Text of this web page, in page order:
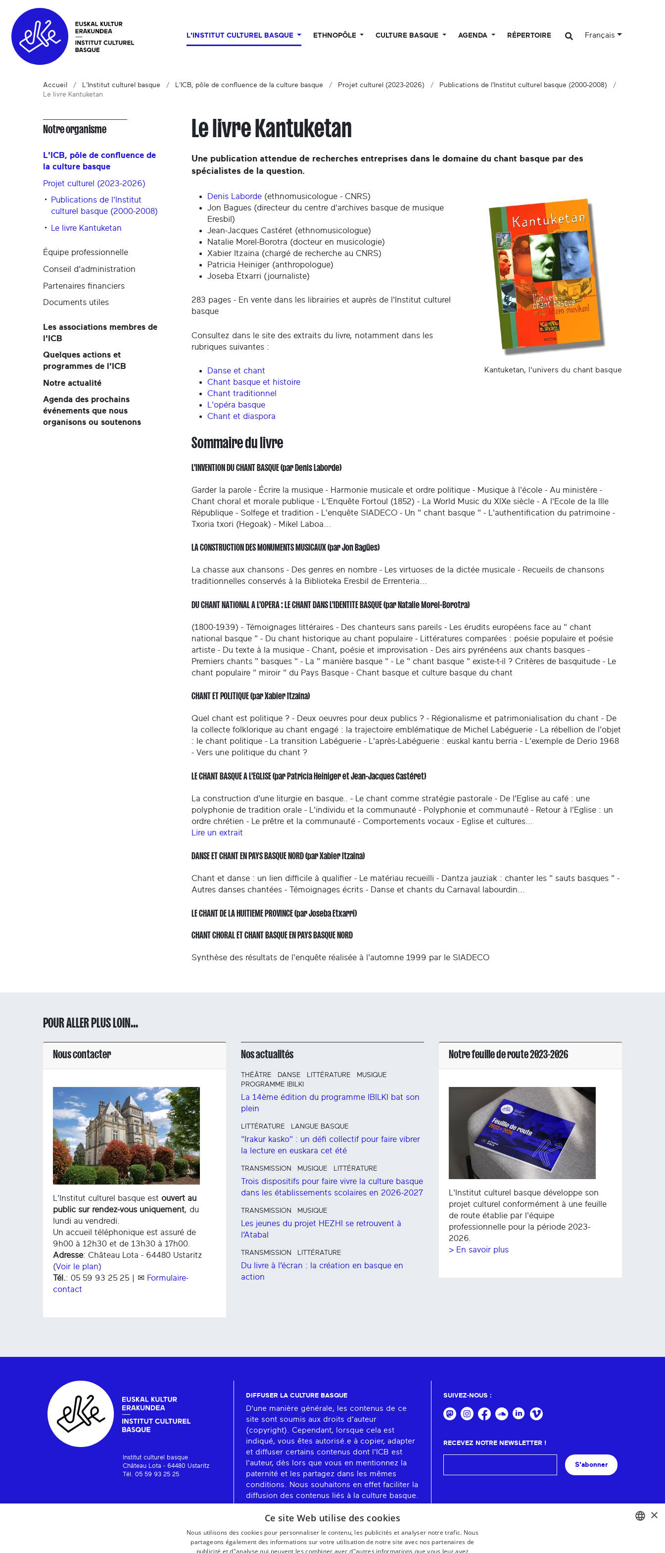
L'INSTITUT CULTUREL BASQUE ETHNOPÔLE CULTURE BASQUE AGENDA RÉPERTOIRE Français
Accueil L'Institut culturel basque L'ICB, pôle de confluence de la culture basque Projet culturel (2023-2026)
Publications de l'Institut culturel basque (2000-2008)
Le livre Kantuketan
Le livre Kantuketan
Une publication attendue de recherches entreprises dans le domaine du chant basque par des
spécialistes de la question.
Kantuketan, l'univers du chant basque
Denis Laborde (ethnomusicologue - CNRS)
Jon Bagues (directeur du centre d'archives basque de musique
Eresbil)
Jean-Jacques Castéret (ethnomusicologue)
Natalie Morel-Borotra (docteur en musicologie)
Xabier Itzaina (chargé de recherche au CNRS)
Patricia Heiniger (anthropologue)
Joseba Etxarri (journaliste)
283 pages - En vente dans les librairies et auprès de l'Institut culturel
basque
Consultez dans le site des extraits du livre, notamment dans les
rubriques suivantes :
Danse et chant
Chant basque et histoire
Chant traditionnel
L'opéra basque
Chant et diaspora
Sommaire du livre
L'INVENTION DU CHANT BASQUE (par Denis Laborde)
Garder la parole - Écrire la musique - Harmonie musicale et ordre politique - Musique à l'école - Au ministère -
Chant choral et morale publique - L'Enquête Fortoul (1852) - La World Music du XIXe siècle - A l'Ecole de la IIIe
République - Solfege et tradition - L'enquête SIADECO - Un " chant basque " - L'authentification du patrimoine -
Txoria txori (Hegoak) - Mikel Laboa...
LA CONSTRUCTION DES MONUMENTS MUSICAUX (par Jon Bagües)
La chasse aux chansons - Des genres en nombre - Les virtuoses de la dictée musicale - Recueils de chansons
traditionnelles conservés à la Biblioteka Eresbil de Errenteria...
DU CHANT NATIONAL A L'OPERA : LE CHANT DANS L'IDENTITE BASQUE (par Natalie Morel-Borotra)
(1800-1939) - Témoignages littéraires - Des chanteurs sans pareils - Les érudits européens face au " chant
national basque " - Du chant historique au chant populaire - Littératures comparées : poésie populaire et poésie
artiste - Du texte à la musique - Chant, poésie et improvisation - Des airs pyrénéens aux chants basques -
Premiers chants " basques " - La " manière basque " - Le " chant basque " existe-t-il ? Critères de basquitude - Le
chant populaire " miroir " du Pays Basque - Chant basque et culture basque du chant
CHANT ET POLITIQUE (par Xabier Itzaina)
Quel chant est politique ? - Deux oeuvres pour deux publics ? - Régionalisme et patrimonialisation du chant - De
la collecte folklorique au chant engagé : la trajectoire emblématique de Michel Labéguerie - La rébellion de l'objet
: le chant politique - La transition Labéguerie - L'après-Labéguerie : euskal kantu berria - L'exemple de Derio 1968
- Vers une politique du chant ?
LE CHANT BASQUE A L'EGLISE (par Patricia Heiniger et Jean-Jacques Castéret)
La construction d'une liturgie en basque.. - Le chant comme stratégie pastorale - De l'Eglise au café : une
polyphonie de tradition orale - L'individu et la communauté - Polyphonie et communauté - Retour à l'Eglise : un
ordre chrétien - Le prêtre et la communauté - Comportements vocaux - Eglise et cultures...
Lire un extrait
DANSE ET CHANT EN PAYS BASQUE NORD (par Xabier Itzaina)
Chant et danse : un lien difficile à qualifier - Le matériau recueilli - Dantza jauziak : chanter les " sauts basques " -
Autres danses chantées - Témoignages écrits - Danse et chants du Carnaval labourdin...
LE CHANT DE LA HUITIEME PROVINCE (par Joseba Etxarri)
CHANT CHORAL ET CHANT BASQUE EN PAYS BASQUE NORD
Synthèse des résultats de l'enquête réalisée à l'automne 1999 par le SIADECO
Notre organisme
L'ICB, pôle de confluence de
la culture basque
Projet culturel (2023-2026)
Publications de l'Institut
culturel basque (2000-2008)
Le livre Kantuketan
Équipe professionnelle
Conseil d'administration
Partenaires financiers
Documents utiles
Les associations membres de
l'ICB
Quelques actions et
programmes de l'ICB
Notre actualité
Agenda des prochains
événements que nous
organisons ou soutenons
POUR ALLER PLUS LOIN...
Nous contacter
L'Institut culturel basque est ouvert au
public sur rendez-vous uniquement, du
lundi au vendredi.
Un accueil téléphonique est assuré de
9h00 à 12h30 et de 13h30 à 17h00.
Adresse: Château Lota - 64480 Ustaritz
(Voir le plan)
Tél.: 05 59 93 25 25 | ✉ Formulaire-
contact
Nos actualités
THÉÂTRE DANSE LITTÉRATURE
MUSIQUE
PROGRAMME IBILKI
La 14ème édition du programme IBILKI bat son
plein
LITTÉRATURE LANGUE BASQUE
"Irakur kasko" : un défi collectif pour faire vibrer
la lecture en euskara cet été
TRANSMISSION MUSIQUE LITTÉRATURE
Trois dispositifs pour faire vivre la culture basque
dans les établissements scolaires en 2026-2027
TRANSMISSION MUSIQUE
Les jeunes du projet HEZHI se retrouvent à
l’Atabal
TRANSMISSION LITTÉRATURE
Du livre à l’écran : la création en basque en
action
Notre feuille de route 2023-2026
L'Institut culturel basque développe son
projet culturel conformément à une feuille
de route établie par l'équipe
professionnelle pour la période 2023-
2026.
> En savoir plus
Institut culturel basque
Château Lota - 64480 Ustaritz
Tél. 05 59 93 25 25
DIFFUSER LA CULTURE BASQUE
D'une manière générale, les contenus de ce
site sont soumis aux droits d'auteur
(copyright). Cependant, lorsque cela est
indiqué, vous êtes autorisé.e à copier, adapter
et diffuser certains contenus dont l'ICB est
l'auteur, dès lors que vous en mentionnez la
paternité et les partagez dans les mêmes
conditions. Nous souhaitons en effet faciliter la
diffusion des contenus liés à la culture basque.
SUIVEZ-NOUS :
RECEVEZ NOTRE NEWSLETTER !
S'abonner
×
Ce site Web utilise des cookies
Nous utilisons des cookies pour personnaliser le contenu, les publicités et analyser notre trafic. Nous
partageons également des informations sur votre utilisation de notre site avec nos partenaires de
publicité et d"analyse qui peuvent les combiner avec d"autres informations que vous leur avez